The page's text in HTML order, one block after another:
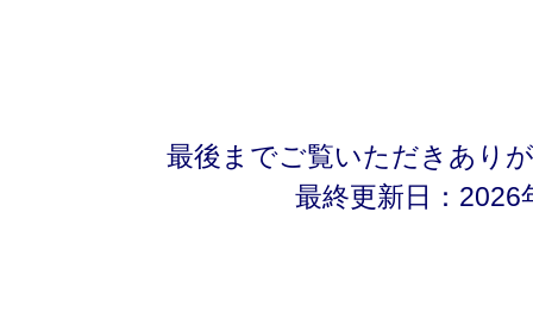
最後までご覧いただきあり
最終更新日：2026